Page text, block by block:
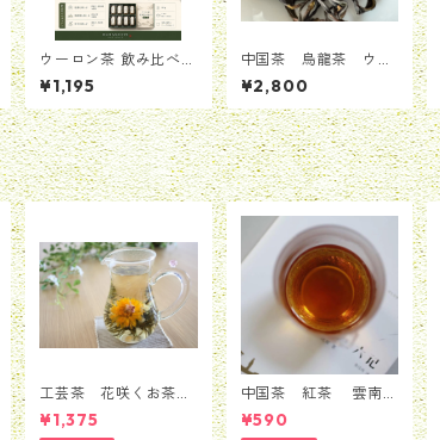
ウーロン茶 飲み比べセ
ット（8種類・各3g）
¥1,195
中国茶 烏龍茶 ウー
ロン 2024 鳳凰単叢
雪片 25g
¥2,800
工芸茶 花咲くお茶
バラ ローズ 5粒セ
ット（1種類*5粒）
¥1,375
中国茶 紅茶 雲南紅
茶 30ｇ
¥590